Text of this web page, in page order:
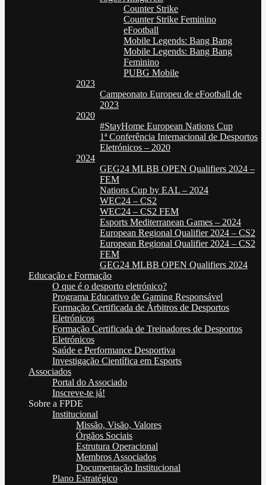
Counter Strike
Counter Strike Feminino
eFootball
Mobile Legends: Bang Bang
Mobile Legends: Bang Bang
Feminino
PUBG Mobile
2023
Campeonato Europeu de eFootball de
2023
2020
#StayHome European Nations Cup
1ª Conferência Internacional de Desportos
Eletrónicos – 2020
2024
GEG24 MLBB OPEN Qualifiers 2024 –
FEM
Nations Cup by EAL – 2024
WEC24 – CS2
WEC24 – CS2 FEM
Esports Mediterranean Games – 2024
European Regional Qualifier 2024 – CS2
European Regional Qualifier 2024 – CS2
FEM
GEG24 MLBB OPEN Qualifiers 2024
Educação e Formação
O que é o desporto eletrónico?
Programa Educativo de Gaming Responsável
Formação Certificada de Árbitros de Desportos
Eletrónicos
Formação Certificada de Treinadores de Desportos
Eletrónicos
Saúde e Performance Desportiva
Investigação Científica em Esports
Associados
Portal do Associado
Inscreve-te já!
Sobre a FPDE
Institucional
Missão, Visão, Valores
Órgãos Sociais
Estrutura Operacional
Membros Associados
Documentação Institucional
Plano Estratégico